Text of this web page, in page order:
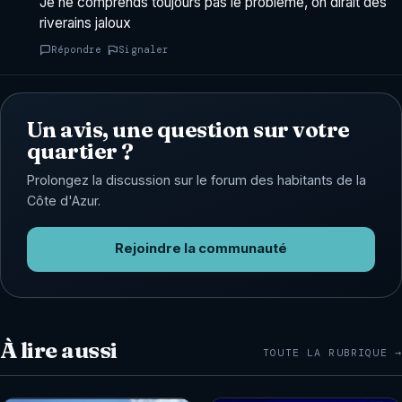
riverains jaloux
Répondre Signaler
Un avis, une question sur votre
quartier ?
Prolongez la discussion sur le forum des habitants de la
Côte d'Azur.
Rejoindre la communauté
À lire aussi TOUTE LA RUBRIQUE →